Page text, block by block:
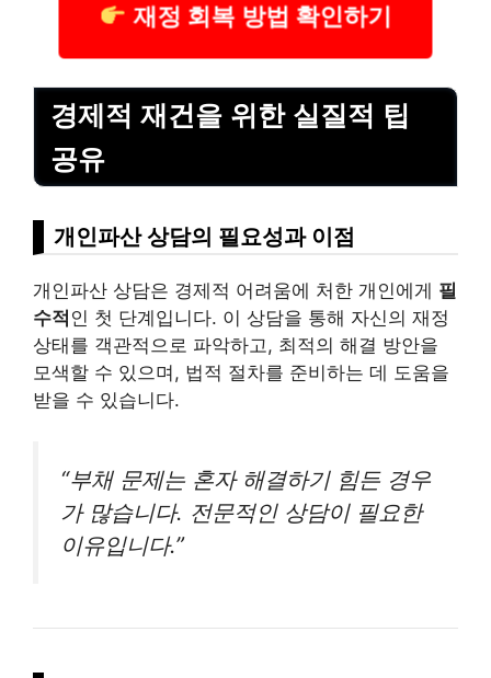
재정 회복 방법 확인하기
경제적 재건을 위한 실질적 팁
공유
개인파산 상담의 필요성과 이점
개인파산 상담은 경제적 어려움에 처한 개인에게 필
수적 인 첫 단계입니다. 이 상담을 통해 자신의 재정
상태를 객관적으로 파악하고, 최적의 해결 방안을
모색할 수 있으며, 법적 절차를 준비하는 데 도움을
받을 수 있습니다.
“부채 문제는 혼자 해결하기 힘든 경우
가 많습니다. 전문적인 상담이 필요한
이유입니다.”